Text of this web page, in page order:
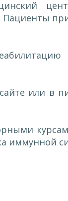
Пациенты
или в
иммунной